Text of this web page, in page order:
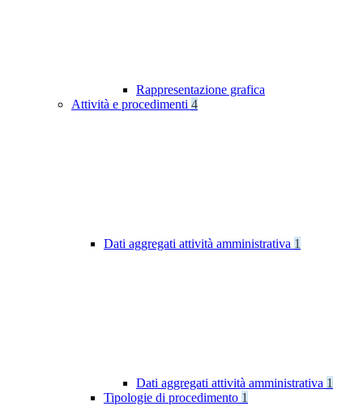
Rappresentazione grafica
Attività e procedimenti 4
Dati aggregati attività amministrativa 1
Dati aggregati attività amministrativa 1
Tipologie di procedimento 1